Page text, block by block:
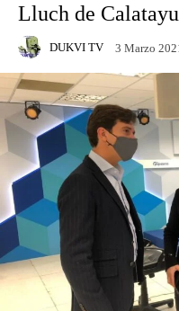
Lluch de
DUKVI TV 3 Marzo